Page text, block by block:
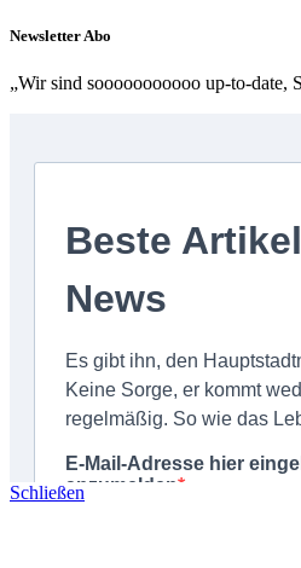
Newsletter Abo
„Wir sind sooooooooooo up-to-date,
Schließen